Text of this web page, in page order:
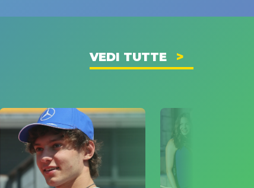
VEDI TUTTE